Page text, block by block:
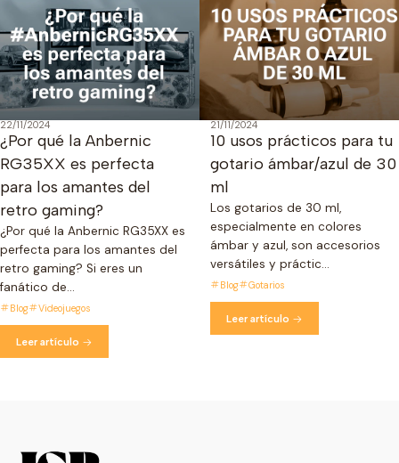
22/11/2024
¿Por qué la Anbernic
RG35XX es perfecta
para los amantes del
retro gaming?
¿Por qué la Anbernic RG35XX es
perfecta para los amantes del
retro gaming? Si eres un
fanático de...
Blog Videojuegos
Leer artículo
21/11/2024
10 usos prácticos para tu
gotario ámbar/azul de 30
ml
Los gotarios de 30 ml,
especialmente en colores
ámbar y azul, son accesorios
versátiles y práctic...
Blog Gotarios
Leer artículo